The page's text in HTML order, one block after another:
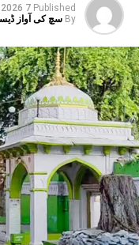
Published
7 days ago
By سچ کی آواز